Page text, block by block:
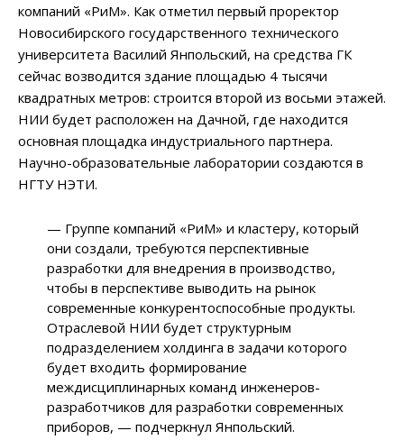
компаний «РиМ». Как отметил первый проректор
Новосибирского государственного технического
университета Василий Янпольский, на средства ГК
сейчас возводится здание площадью 4 тысячи
квадратных метров: строится второй из восьми этажей.
НИИ будет расположен на Дачной, где находится
основная площадка индустриального партнера.
Научно-образовательные лаборатории создаются в
НГТУ НЭТИ.
— Группе компаний «РиМ» и кластеру, который
они создали, требуются перспективные
разработки для внедрения в производство,
чтобы в перспективе выводить на рынок
современные конкурентоспособные продукты.
Отраслевой НИИ будет структурным
подразделением холдинга в задачи которого
будет входить формирование
междисциплинарных команд инженеров-
разработчиков для разработки современных
приборов, — подчеркнул Янпольский.